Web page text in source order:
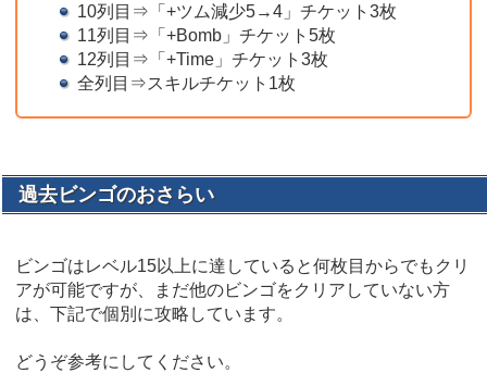
10列目⇒「+ツム減少5→4」チケット3枚
11列目⇒「+Bomb」チケット5枚
12列目⇒「+Time」チケット3枚
全列目⇒スキルチケット1枚
過去ビンゴのおさらい
ビンゴはレベル15以上に達していると何枚目からでもクリ
アが可能ですが、まだ他のビンゴをクリアしていない方
は、下記で個別に攻略しています。
どうぞ参考にしてください。